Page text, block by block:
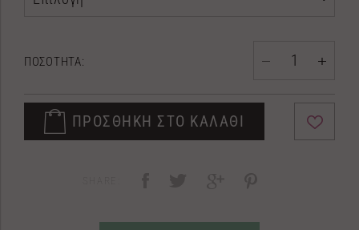
ΠΟΣΟΤΗΤΑ:
ΠΡΟΣΘΗΚΗ ΣΤΟ ΚΑΛΑΘΙ